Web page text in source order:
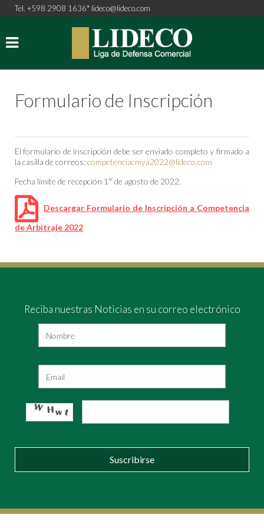
Tel. +598 2908 1636* lideco@lideco.com
Formulario de Inscripción
El formulario de inscripción debe ser enviado completo y firmado a
la casilla de correos:competenciacmya2022@lideco.com
Fecha límite de recepción 1° de agosto de 2022.
Descargar Formulario de Inscripción a Competencia
de Arbitraje 2022
Reciba nuestras Noticias en su correo electrónico
Suscribirse